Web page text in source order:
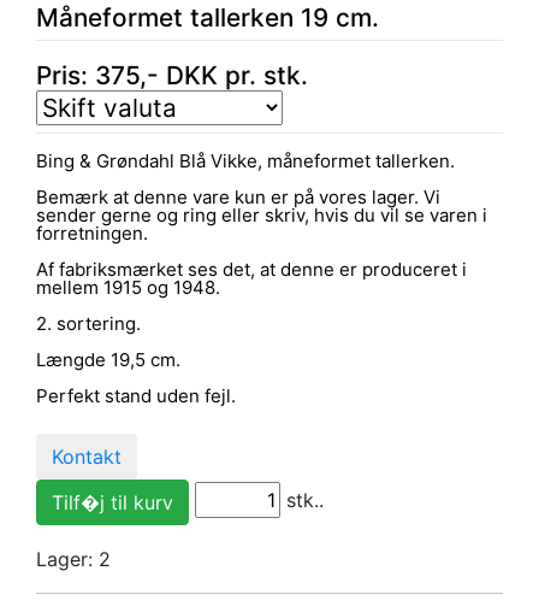
Måneformet tallerken 19 cm.
Pris: 375,- DKK pr. stk.
Bing & Grøndahl Blå Vikke, måneformet tallerken.
Bemærk at denne vare kun er på vores lager. Vi
sender gerne og ring eller skriv, hvis du vil se varen i
forretningen.
Af fabriksmærket ses det, at denne er produceret i
mellem 1915 og 1948.
2. sortering.
Længde 19,5 cm.
Perfekt stand uden fejl.
Kontakt
stk..
Lager: 2